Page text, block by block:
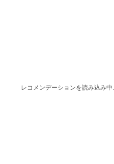
レコメンデーションを読み込み中...